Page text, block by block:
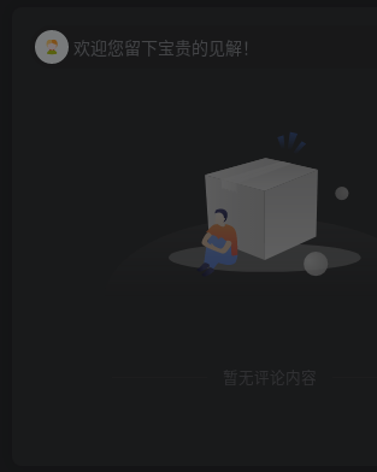
欢迎您留下宝贵的见解！
暂无评论内容